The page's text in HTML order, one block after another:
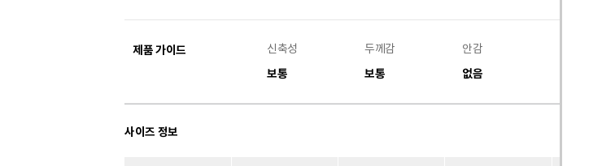
제품 가이드
신축성
보통
두께감
보통
안감
없음
사이즈 정보